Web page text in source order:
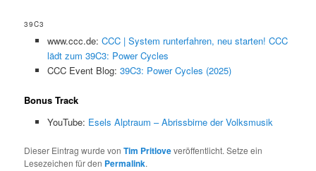
39C3
www.ccc.de: CCC | System runterfahren, neu starten! CCC
lädt zum 39C3: Power Cycles
CCC Event Blog: 39C3: Power Cycles (2025)
Bonus Track
YouTube: Esels Alptraum – Abrissbirne der Volksmusik
Dieser Eintrag wurde vonTim Pritloveveröffentlicht. Setze ein
Lesezeichen für den Permalink.